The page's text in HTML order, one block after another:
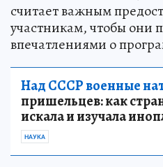
считает важным
участникам, чтобы они
впечатлениями о
Над СССР военные
пришельцев: как
искала и изучала
НАУКА